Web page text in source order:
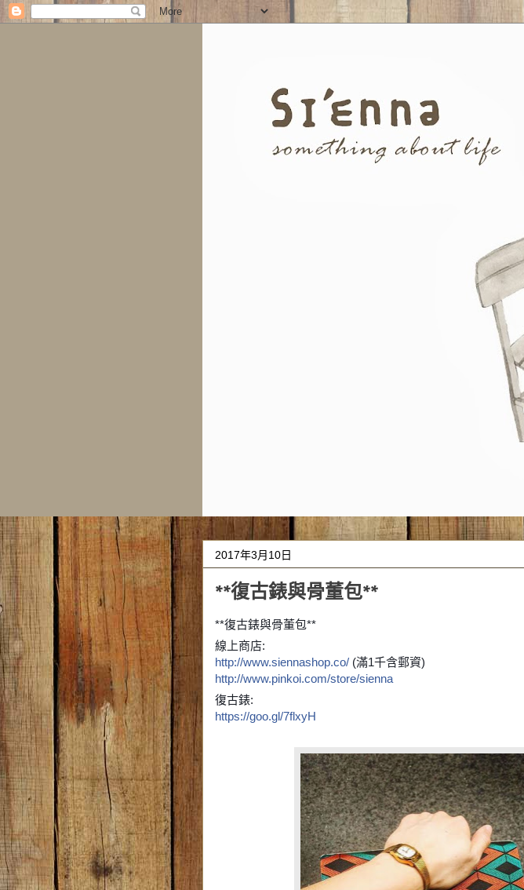
2017年3月10日
**復古錶與骨董包**
**復古錶與骨董包**
線上商店:
http://www.siennashop.co/ (滿1千含郵資)
http://www.pinkoi.com/store/sienna
復古錶:
https://goo.gl/7flxyH